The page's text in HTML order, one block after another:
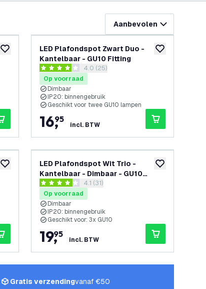
Aanbevolen
toevoegen aan verlanglijst toevoegen
LED Plafondspot Zwart Duo -
Kantelbaar - GU10 Fitting
reviews drawer openen
4 score sterren4.0 (25)
Op voorraad
Dimbaar
IP20: binnengebruik
Geschikt voor twee GU10 lampen
16,
95
incl. BTW
toevoegen aan verlanglijst toevoegen
LED Plafondspot Wit Trio -
Kantelbaar - Dimbaar - GU10
fitting – Opbouwreviews drawer openen
4.1 score sterren4.1 (31)
Op voorraad
Dimbaar
IP20: binnengebruik
Geschikt voor: 3x GU10
19,
95
incl. BTW
Gratis verzendingvanaf €50